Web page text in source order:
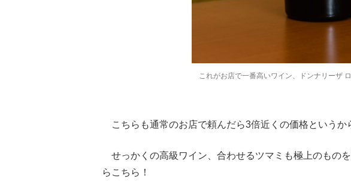
これがお店で一番高いワイン、ドンナリーザ
こちらも通常のお店で頼んだら3倍近くの価格というか
せっかくの高級ワイン、合わせるツマミも極上のもの
らこちら！